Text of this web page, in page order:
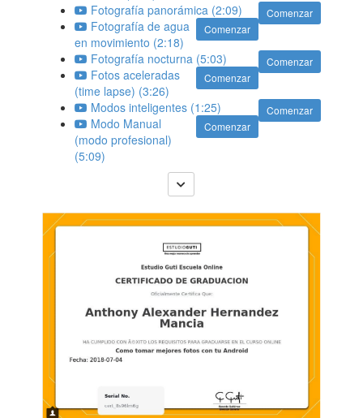
Comenzar
Fotografía panorámica (2:09)
Comenzar
Fotografía de agua
en movimiento (2:18)
Comenzar
Fotografía nocturna (5:03)
Comenzar
Fotos aceleradas
(time lapse) (3:26)
Comenzar
Modos inteligentes (1:25)
Comenzar
Modo Manual
(modo profesional)
(5:09)